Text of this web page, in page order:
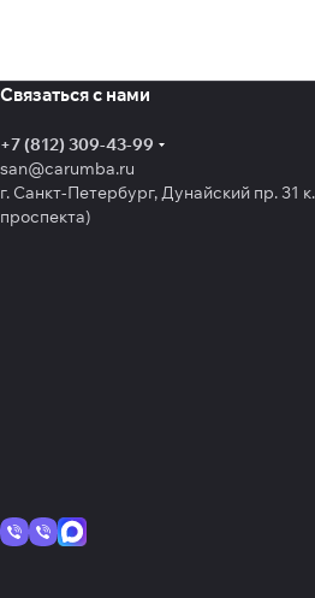
Связаться с нами
+7 (812) 309-43-99
san@carumba.ru
г. Санкт-Петербург, Дунайский пр. 31
проспекта)